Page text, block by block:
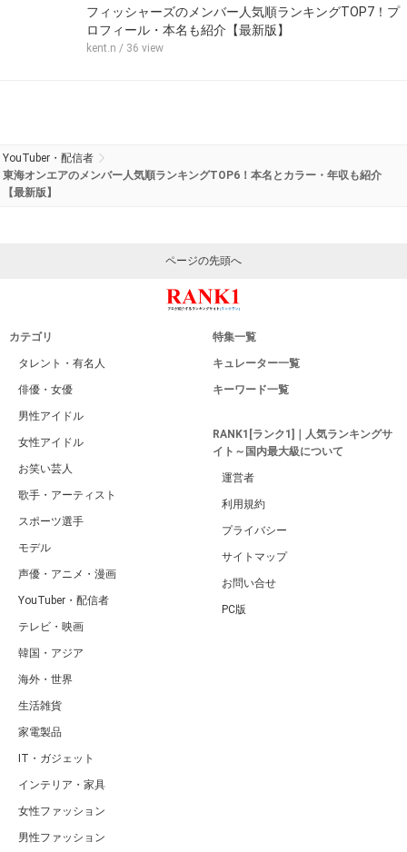
フィッシャーズのメンバー人気順ランキングTOP7！プ
ロフィール・本名も紹介【最新版】
kent.n / 36 view
YouTuber・配信者
東海オンエアのメンバー人気順ランキングTOP6！本名とカラー・年収も紹介
【最新版】
ページの先頭へ
カテゴリ
タレント・有名人
俳優・女優
男性アイドル
女性アイドル
お笑い芸人
歌手・アーティスト
スポーツ選手
モデル
声優・アニメ・漫画
YouTuber・配信者
テレビ・映画
韓国・アジア
海外・世界
生活雑貨
家電製品
IT・ガジェット
インテリア・家具
女性ファッション
男性ファッション
特集一覧
キュレーター一覧
キーワード一覧
RANK1[ランク1]｜人気ランキングサ
イト～国内最大級について
運営者
利用規約
プライバシー
サイトマップ
お問い合せ
PC版